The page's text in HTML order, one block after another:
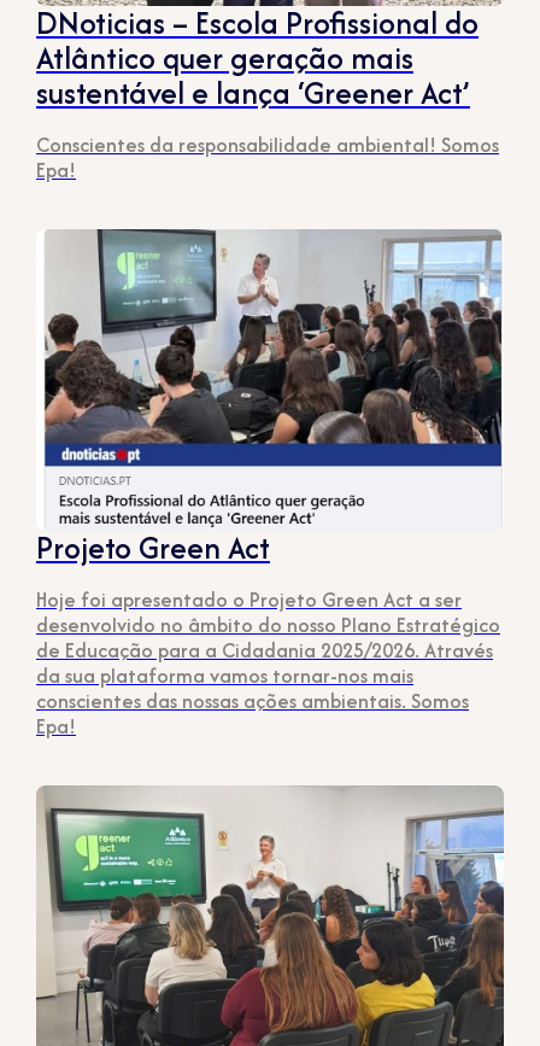
DNoticias – Escola Profissional do
Atlântico quer geração mais
sustentável e lança ‘Greener Act’
Conscientes da responsabilidade ambiental! Somos
Epa!
Projeto Green Act
Hoje foi apresentado o Projeto Green Act a ser
desenvolvido no âmbito do nosso Plano Estratégico
de Educação para a Cidadania 2025/2026. Através
da sua plataforma vamos tornar-nos mais
conscientes das nossas ações ambientais. Somos
Epa!